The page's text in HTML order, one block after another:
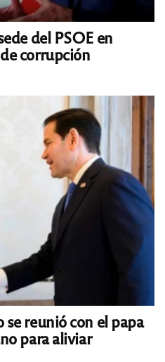
del PSOE en
corrupción
reunió con el papa
para aliviar